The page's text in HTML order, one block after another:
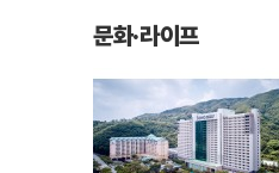
문화·라이프